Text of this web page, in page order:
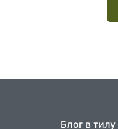
Блог в тилу